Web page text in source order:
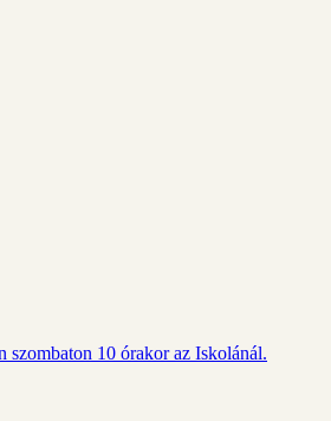
szombaton 10 órakor az Iskolánál.